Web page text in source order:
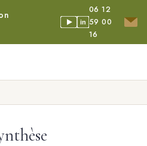
in
06 12
59 00
16